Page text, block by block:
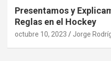
Presentamos y
Reglas en el Hockey
octubre 10, 2023 Jorge